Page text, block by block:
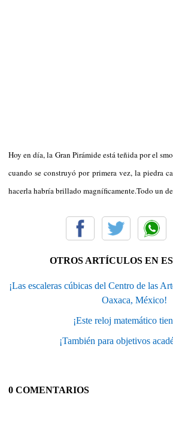
Hoy en día, la Gran Pirámide está teñida por el
cuando se construyó por primera vez, la piedra
hacerla habría brillado magníficamente.Todo un
OTROS ARTÍCULOS EN
¡Las escaleras cúbicas del Centro de las
Oaxaca, México!
¡Este reloj matemático
¡También para objetivos
0 COMENTARIOS